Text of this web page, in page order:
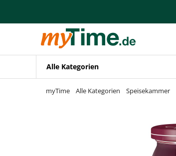
Zur Navigation springen
Zur Suche springen
Alle Kategorien
myTime Alle Kategorien Speisekammer